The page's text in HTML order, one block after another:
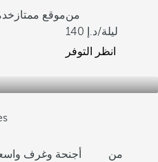
موقع ممتازمن
140
/ليلة
انظر التوفر
أجنحة وغرف
من